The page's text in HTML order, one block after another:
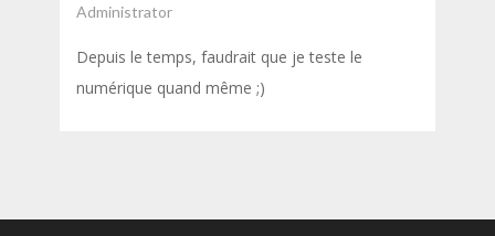
Administrator
Depuis le temps, faudrait que je teste le
numérique quand même ;)